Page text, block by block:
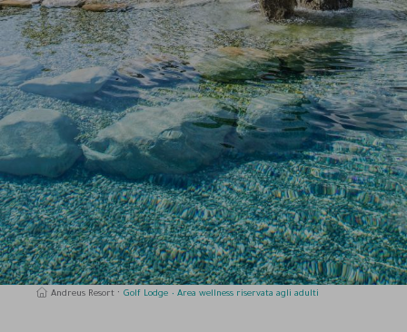
Andreus Resort Golf Lodge Area wellness riservata agli adulti